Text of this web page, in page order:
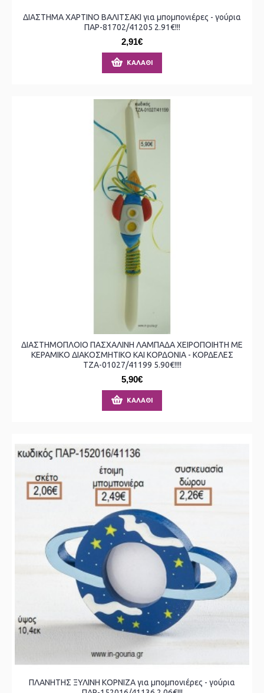
ΔΙΑΣΤΗΜΑ ΧΑΡΤΙΝΟ ΒΑΛΙΤΣΑΚΙ για μπομπονιέρες - γούρια
ΠΑΡ-81702/41205 2.91€!!!
2,91€
ΚΑΛΆΘΙ
ΔΙΑΣΤΗΜΟΠΛΟΙΟ ΠΑΣΧΑΛΙΝΗ ΛΑΜΠΑΔΑ ΧΕΙΡΟΠΟΙΗΤΗ ΜΕ
ΚΕΡΑΜΙΚΟ ΔΙΑΚΟΣΜΗΤΙΚΟ ΚΑΙ ΚΟΡΔΟΝΙΑ - ΚΟΡΔΕΛΕΣ
ΤΖΑ-01027/41199 5.90€!!!!
5,90€
ΚΑΛΆΘΙ
ΠΛΑΝΗΤΗΣ ΞΥΛΙΝΗ ΚΟΡΝΙΖΑ για μπομπονιέρες - γούρια